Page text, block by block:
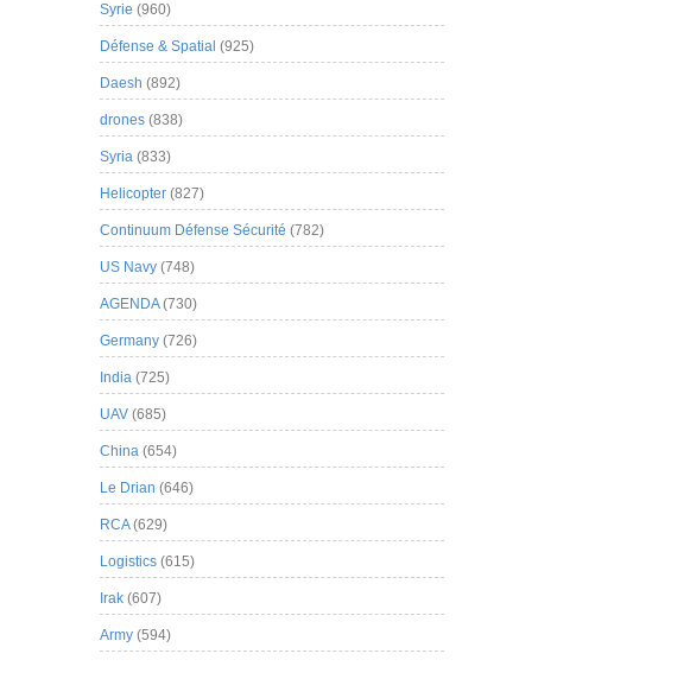
Syrie (960)
Défense & Spatial (925)
Daesh (892)
drones (838)
Syria (833)
Helicopter (827)
Continuum Défense Sécurité (782)
US Navy (748)
AGENDA(730)
Germany (726)
India (725)
UAV (685)
China (654)
Le Drian (646)
RCA(629)
Logistics (615)
Irak (607)
Army (594)